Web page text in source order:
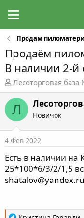
Продам
Продаём
В наличии 2-й
А
в
т
о
р
е
ы
Лесоторговая база
Л Новичок
4 Фев 2022
Есть в наличии на
25*100*6/3/2/1,5
shatalov@yandex.ru